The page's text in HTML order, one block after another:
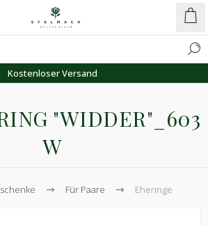
Kostenloser Versand
"WIDDER"_603
W
Für Paare Eheringe